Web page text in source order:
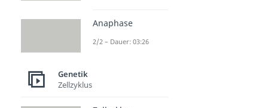
Anaphase
2/2 – Dauer: 03:26
Genetik
Zellzyklus